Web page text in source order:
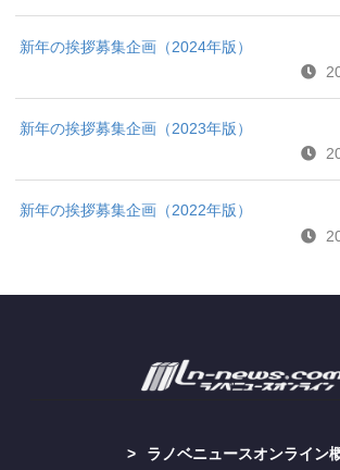
新年の挨拶募集企画（2024年版）
新年の挨拶募集企画（2023年版）
新年の挨拶募集企画（2022年版）
ラノベニュースオンライン